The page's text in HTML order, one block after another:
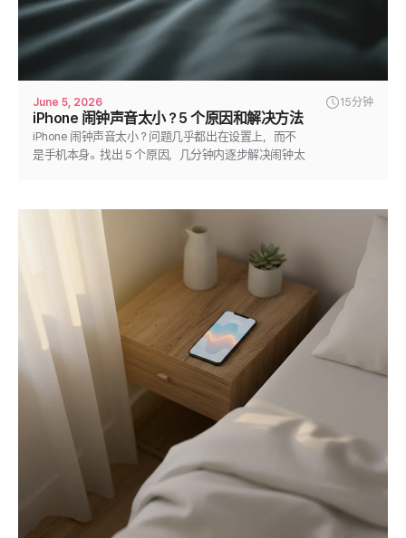
June 5, 2026 15分钟
iPhone 闹钟声音太小？5 个原因和解决方法
iPhone 闹钟声音太小？问题几乎都出在设置上，而不
是手机本身。找出 5 个原因，几分钟内逐步解决闹钟太